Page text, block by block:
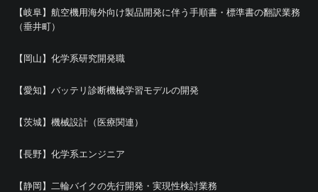
【岐阜】航空機用海外向け製品開発に伴う手順書・標準書の翻訳業務
（垂井町）
【岡山】化学系研究開発職
【愛知】バッテリ診断機械学習モデルの開発
【茨城】機械設計（医療関連）
【長野】化学系エンジニア
【静岡】二輪バイクの先行開発・実現性検討業務